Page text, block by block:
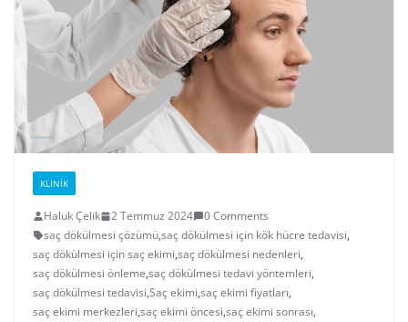
KLINIK
Haluk Çelik 2 Temmuz 2024
0 Comments
saç dökülmesi çözümü,saç dökülmesi için kök hücre tedavisi,
saç dökülmesi için saç ekimi,saç dökülmesi nedenleri,
saç dökülmesi önleme,saç dökülmesi tedavi yöntemleri,
saç dökülmesi tedavisi,Saç ekimi,saç ekimi fiyatları,
saç ekimi merkezleri,saç ekimi öncesi,saç ekimi sonrası,